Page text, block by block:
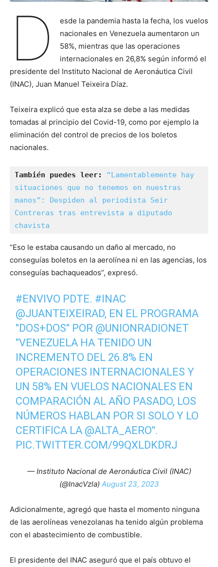
D
esde la pandemia hasta la fecha, los vuelos
nacionales en Venezuela aumentaron un
58%, mientras que las operaciones
internacionales en 26,8% según informó el
presidente del Instituto Nacional de Aeronáutica Civil
(INAC), Juan Manuel Teixeira Díaz.
Teixeira explicó que esta alza se debe a las medidas
tomadas al principio del Covid-19, como por ejemplo la
eliminación del control de precios de los boletos
nacionales.
También puedes leer: “Lamentablemente hay
situaciones que no tenemos en nuestras
manos”: Despiden al periodista Seir
Contreras tras entrevista a diputado
chavista
“Eso le estaba causando un daño al mercado, no
conseguías boletos en la aerolínea ni en las agencias, los
conseguías bachaqueados”, expresó.
#ENVIVO PDTE. #INAC
@JUANTEIXEIRAD, EN EL PROGRAMA
"DOS+DOS" POR @UNIONRADIONET
"VENEZUELA HA TENIDO UN
INCREMENTO DEL 26.8% EN
OPERACIONES INTERNACIONALES Y
UN 58% EN VUELOS NACIONALES EN
COMPARACIÓN AL AÑO PASADO, LOS
NÚMEROS HABLAN POR SI SOLO Y LO
CERTIFICA LA @ALTA_AERO".
PIC.TWITTER.COM/99QXLDKDRJ
— Instituto Nacional de Aeronáutica Civil (INAC)
(@InacVzla) August 23, 2023
Adicionalmente, agregó que hasta el momento ninguna
de las aerolíneas venezolanas ha tenido algún problema
con el abastecimiento de combustible.
El presidente del INAC aseguró que el país obtuvo el